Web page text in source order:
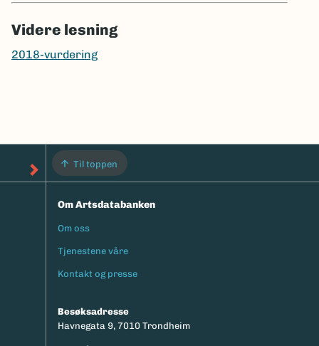
Videre lesning
2018-vurdering
Til toppen
Om Artsdatabanken
Footermeny
Om oss
Tjenestene våre
Kontakt og presse
Besøksadresse
Havnegata 9, 7010 Trondheim